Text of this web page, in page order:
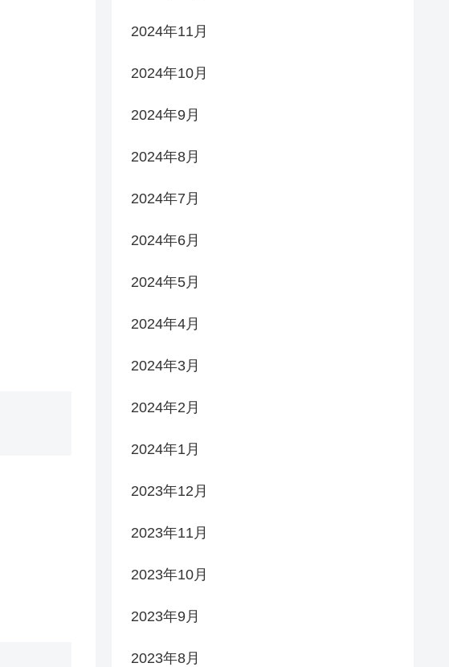
2024年11月
2024年10月
2024年9月
2024年8月
2024年7月
2024年6月
2024年5月
2024年4月
2024年3月
2024年2月
2024年1月
2023年12月
2023年11月
2023年10月
2023年9月
2023年8月